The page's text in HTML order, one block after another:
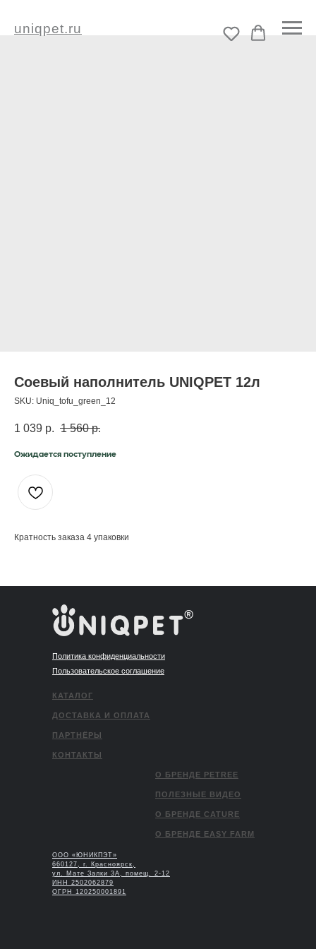
uniqpet.ru
Соевый наполнитель UNIQPET 12л
SKU: Uniq_tofu_green_12
1 039 р. 1 560 р.
Кратность заказа 4 упаковки
Политика конфиденциальности
Пользовательское соглашение
КАТАЛОГ
ООО «ЮНИКПЭТ»
660127, г. Красноярск,
ул. Мате Залки 3А, помещ. 2-12
ИНН 2502062879
ОГРН 120250001891
ДОСТАВКА И ОПЛАТА
ПАРТНЁРЫ
КОНТАКТЫ
О БРЕНДЕ PETREE
ПОЛЕЗНЫЕ ВИДЕО
О БРЕНДЕ CATURE
О БРЕНДЕ EASY FARM